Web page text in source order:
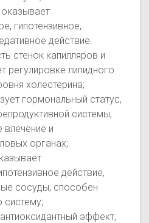
гипотензивное,
действие.
стенок капилляров и
регулировке липидного
холестерина;
гормональный статус,
системы,
влечение и
органах;
действие,
сосуды, способен
систему;
эффект,